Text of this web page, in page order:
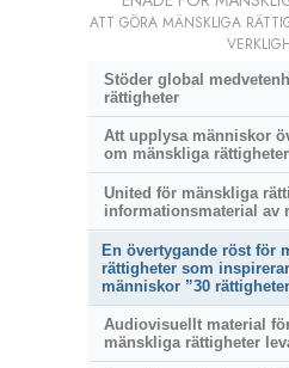
ATT GÖRA MÄNSKLIGA
Stöder global
rättigheter
Att upplysa människor
om mänskliga rättigheter
United för mänskliga
informationsmaterial av
En övertygande röst för
rättigheter som
människor ”30
Audiovisuellt material
mänskliga rättigheter